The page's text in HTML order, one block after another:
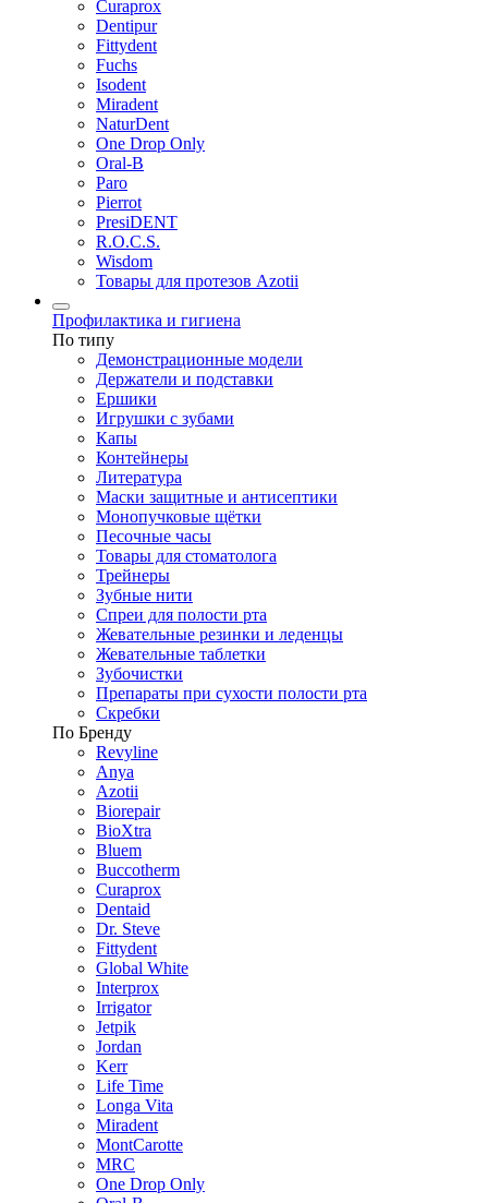
Curaprox
Dentipur
Fittydent
Fuchs
Isodent
Miradent
NaturDent
One Drop Only
Oral-B
Paro
Pierrot
PresiDENT
R.O.C.S.
Wisdom
Товары для протезов Azotii
Профилактика и гигиена
По типу
Демонстрационные модели
Держатели и подставки
Ершики
Игрушки с зубами
Капы
Контейнеры
Литература
Маски защитные и антисептики
Монопучковые щётки
Песочные часы
Товары для стоматолога
Трейнеры
Зубные нити
Спреи для полости рта
Жевательные резинки и леденцы
Жевательные таблетки
Зубочистки
Препараты при сухости полости рта
Скребки
По Бренду
Revyline
Anya
Azotii
Biorepair
BioXtra
Bluem
Buccotherm
Curaprox
Dentaid
Dr. Steve
Fittydent
Global White
Interprox
Irrigator
Jetpik
Jordan
Kerr
Life Time
Longa Vita
Miradent
MontCarotte
MRC
One Drop Only